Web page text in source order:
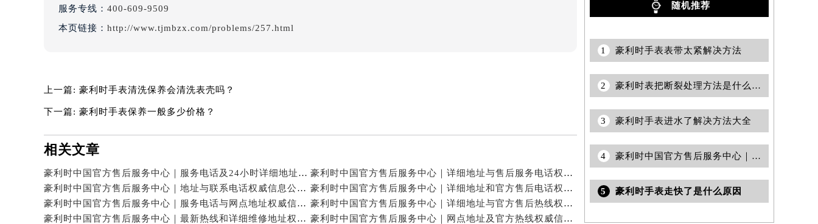
吉林省梅河口市新华街道梅河大街豪利时售后服务中心（需提前预约）
吉林省四平市铁东区紫气大路与南九经街交汇处豪利时售后服务中心（需提前预约）
辽宁省鞍山市铁东区站前街豪利时售后服务中心（需提前预约）
辽宁省本溪市平山区胜利路豪利时售后服务中心（需提前预约）
辽宁省阜新市海州区解放大街豪利时售后服务中心（需提前预约）
辽宁省葫芦岛市连山区中央路豪利时售后服务中心（需提前预约）
辽宁省锦州市古塔区中央大街豪利时售后服务中心（需提前预约）
服务专线： 400-609-9509
本页链接： http://www.tjmbzx.com/problems/257.html
上一篇: 豪利时手表清洗保养会清洗表壳吗？
下一篇: 豪利时手表保养一般多少价格？
相关文章
豪利时中国官方售后服务中心｜服务电话及24小时详细地址权威信息公示（2026年7月最新）
豪利时中国官方售后服务中心｜详细地址与售后服务电话权威信息公示（2026年7月最新）
豪利时中国官方售后服务中心｜地址与联系电话权威信息公示（2026年7月最新）
豪利时中国官方售后服务中心｜详细地址和官方售后电话权威信息公示（2026年7月最新）
豪利时中国官方售后服务中心｜服务电话与网点地址权威信息公示（2026年7月最新）
豪利时中国官方售后服务中心｜详细地址与官方售后热线权威信息公示（2026年7月最新）
豪利时中国官方售后服务中心｜最新热线和详细维修地址权威信息公示（2026年7月最新）
豪利时中国官方售后服务中心｜网点地址及官方热线权威信息公示（2026年7月最新）
随机推荐
1 豪利时手表表带太紧解决方法
2 豪利时表把断裂处理方法是什么(豪利时表把断裂的维修方法详解)
3 豪利时手表进水了解决方法大全
4 豪利时中国官方售后服务中心｜详细地址与24小时售后电话权威信息公示（2026年7月最新）
5 豪利时手表走快了是什么原因